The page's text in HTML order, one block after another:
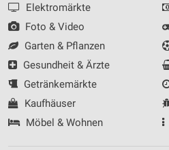
Elektromärkte
Foto & Video
Garten & Pflanzen
Gesundheit & Ärzte
Getränkemärkte
Kaufhäuser
Möbel & Wohnen